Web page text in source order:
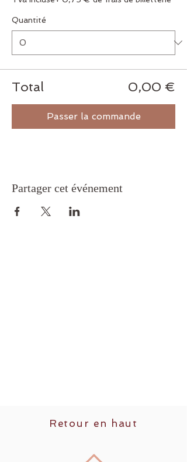
Quantité
Total 0,00 €
Passer la commande
Partager cet événement
Retour en haut